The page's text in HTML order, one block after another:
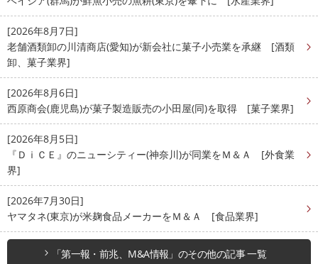
[2026年8月7日]
老舗酒類卸の川清商店(愛知)が新会社に菓子小売業を承継 [酒類
卸、菓子業界]
[2026年8月6日]
西原商会(鹿児島)が菓子製造販売の小田屋(同)を取得 [菓子業界]
[2026年8月5日]
『ＤｉＣＥ』のニューシティー(神奈川)が同業をＭ＆Ａ [外食業
界]
[2026年7月30日]
ヤマタネ(東京)が米麹食品メーカーをＭ＆Ａ [食品業界]
「第一報・前兆、M&A情報」のその他の記事 一覧